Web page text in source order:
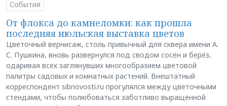
События
От флокса до камнеломки: как прошла
последняя июльская выставка цветов
Цветочный вернисаж, столь привычный для сквера имени А.
С. Пушкина, вновь развернулся под сводом сосен и берёз,
одаривая всех заглянувших многообразием цветовой
палитры садовых и комнатных растений. Внештатный
корреспондент sibnovosti.ru прогулялся между цветочными
стендами, чтобы полюбоваться заботливо выращенной